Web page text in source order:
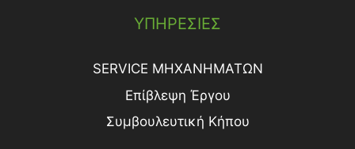
ΥΠΗΡΕΣΙΕΣ
SERVICE ΜΗΧΑΝΗΜΑΤΩΝ
Επίβλεψη Έργου
Συμβουλευτική Κήπου